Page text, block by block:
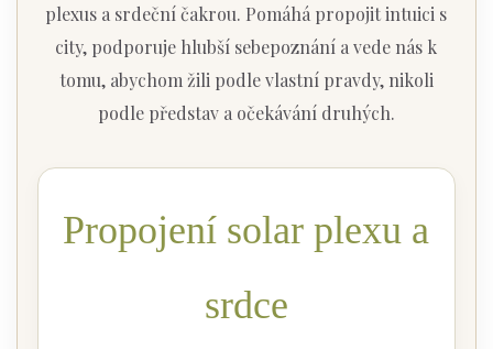
plexus a srdeční čakrou. Pomáhá propojit intuici s
city, podporuje hlubší sebepoznání a vede nás k
tomu, abychom žili podle vlastní pravdy, nikoli
podle představ a očekávání druhých.
Propojení solar plexu a
srdce